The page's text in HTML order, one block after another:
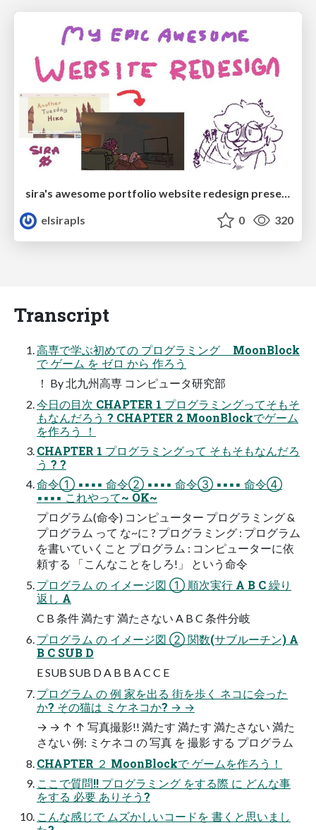
elsirapls
0 320
Transcript
高専で学ぶ初めての プログラミング MoonBlock
で ゲーム を ゼロ から 作ろう
！ By 北九州高専 コンピュータ研究部
今日の目次 CHAPTER 1 プログラミングってそもそ
もなんだろう ? CHAPTER 2 MoonBlockでゲーム
を作ろう ！
CHAPTER 1 プログラミングって そもそもなんだろ
う ? ?
命令① ▪▪▪▪ 命令② ▪▪▪▪ 命令③ ▪▪▪▪ 命令④
▪▪▪▪ これやって~ OK~
プログラム(命令) コンピューター プログラミング &
プログラム って な~に ? プログラミング : プログラム
を書いていくこと プログラム : コンピューターに依
頼する 「こんなことをしろ!」 という命令
プログラム の イメージ図 ① 順次実行 A B C 繰り
返し A
C B 条件 満たす 満たさない A B C 条件分岐
プログラム の イメージ図 ② 関数(サブルーチン) A
B C SUB D
E SUB SUB D A B B A C C E
プログラム の 例 家を出る 街を歩く ネコに会った
か? その猫は ミケネコか? → →
→ → ↑ ↑ 写真撮影!! 満たす 満たす 満たさない 満た
さない 例: ミケネコ の 写真 を 撮影 する プログラム
CHAPTER ２ MoonBlockで ゲームを作ろう！
ここで質問!! プログラミング をする際 に どんな事
をする 必要 ありそう?
こんな感じで ムズかしいコードを 書くと思いまし